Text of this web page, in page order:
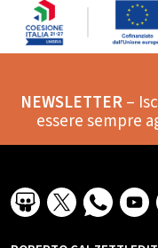
NEWSLETTER–
essere sempre